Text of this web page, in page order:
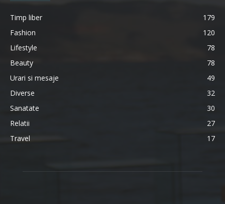
Timp liber
179
Fashion
120
Lifestyle
78
Beauty
78
Urari si mesaje
49
Diverse
32
Sanatate
30
Relatii
27
Travel
17